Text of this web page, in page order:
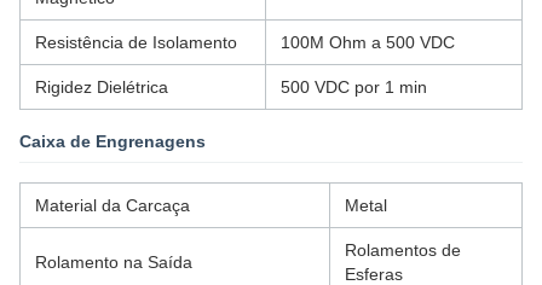
Resistência de Isolamento 100M Ohm a 500 VDC
Rigidez Dielétrica 500 VDC por 1 min
Caixa de Engrenagens
Material da Carcaça Metal
Rolamento na Saída
Rolamentos de
Esferas